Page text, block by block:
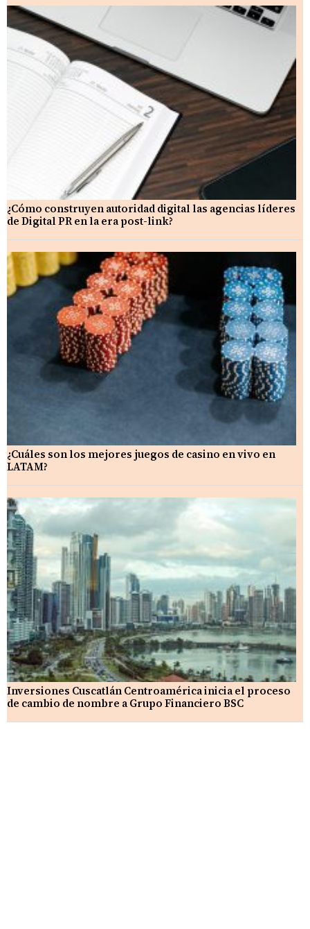
¿Cómo construyen autoridad digital las agencias líderes
de Digital PR en la era post-link?
¿Cuáles son los mejores juegos de casino en vivo en
LATAM?
Inversiones Cuscatlán Centroamérica inicia el proceso
de cambio de nombre a Grupo Financiero BSC